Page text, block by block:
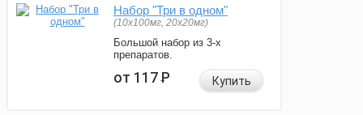
Набор "Три в одном"
(10x100мг, 20x20мг)
Большой набор из 3-х
препаратов.
от 117Р Купить